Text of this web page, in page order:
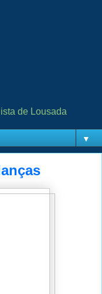
de Lousada
▼